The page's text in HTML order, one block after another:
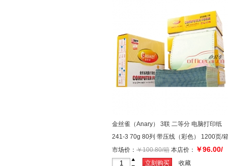
金丝雀（Anary） 3联 二等分 电脑打印纸
241-3 70g 80列 带压线（彩色） 1200页/
市场价： ￥100.80/箱 本店价： ￥96.00/
立刻购买 收藏